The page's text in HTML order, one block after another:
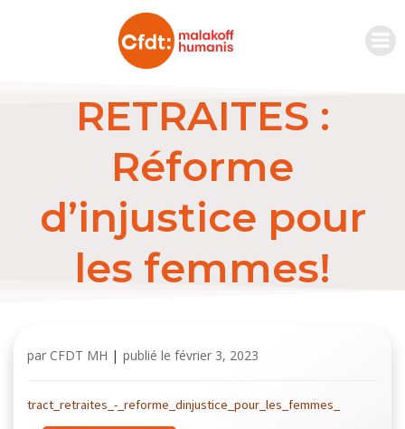
RETRAITES :
Réforme
d’injustice pour
les femmes!
par CFDT MH | publié le février 3, 2023
tract_retraites_-_reforme_dinjustice_pour_les_femmes_